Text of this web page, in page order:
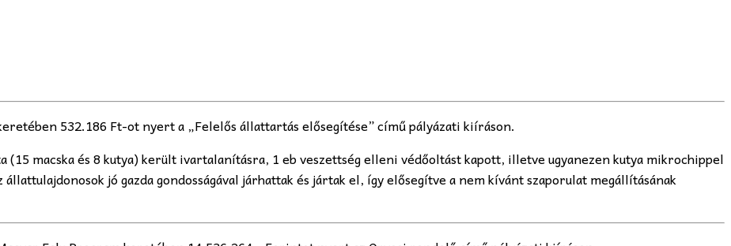
532.186 Ft-ot nyert a „Felelős állattartás elősegítése” című pályázati kiíráson.
macska és 8 kutya) került ivartalanításra, 1 eb veszettség elleni védőoltást kapott, illetve ugyanezen kutya mikrochippel
jó gazda gondosságával járhattak és jártak el, így elősegítve a nem kívánt szaporulat megállításának